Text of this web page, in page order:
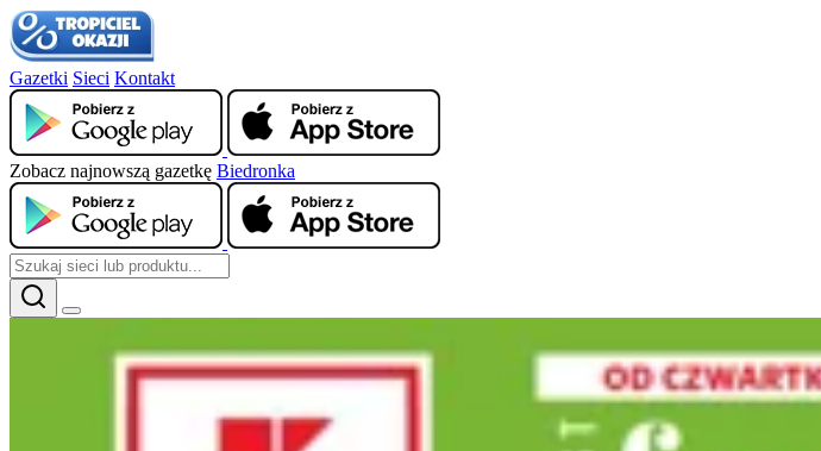
Gazetki Sieci Kontakt
Zobacz najnowszą gazetkę Biedronka